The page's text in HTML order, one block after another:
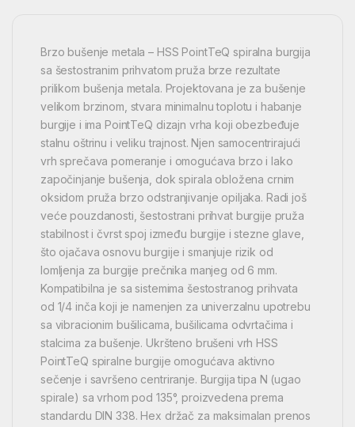
Brzo bušenje metala – HSS PointTeQ spiralna burgija
sa šestostranim prihvatom pruža brze rezultate
prilikom bušenja metala. Projektovana je za bušenje
velikom brzinom, stvara minimalnu toplotu i habanje
burgije i ima PointTeQ dizajn vrha koji obezbeđuje
stalnu oštrinu i veliku trajnost. Njen samocentrirajući
vrh sprečava pomeranje i omogućava brzo i lako
započinjanje bušenja, dok spirala obložena crnim
oksidom pruža brzo odstranjivanje opiljaka. Radi još
veće pouzdanosti, šestostrani prihvat burgije pruža
stabilnost i čvrst spoj između burgije i stezne glave,
što ojačava osnovu burgije i smanjuje rizik od
lomljenja za burgije prečnika manjeg od 6 mm.
Kompatibilna je sa sistemima šestostranog prihvata
od 1/4 inča koji je namenjen za univerzalnu upotrebu
sa vibracionim bušilicama, bušilicama odvrtačima i
stalcima za bušenje. Ukršteno brušeni vrh HSS
PointTeQ spiralne burgije omogućava aktivno
sečenje i savršeno centriranje. Burgija tipa N (ugao
spirale) sa vrhom pod 135°, proizvedena prema
standardu DIN 338. Hex držač za maksimalan prenos